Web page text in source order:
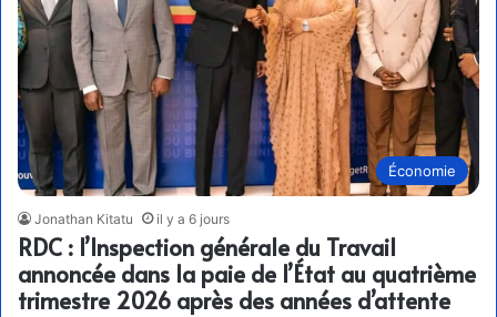
Économie
Jonathan Kitatu il y a 6 jours
RDC : l’Inspection générale du Travail
annoncée dans la paie de l’État au quatrième
trimestre 2026 après des années d’attente